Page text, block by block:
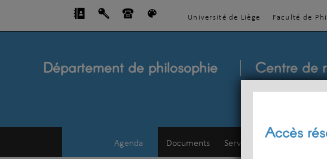
Université de Liège Faculté de
Département de philosophie Centre de
Agenda Documents Service d'esthétique
Accès